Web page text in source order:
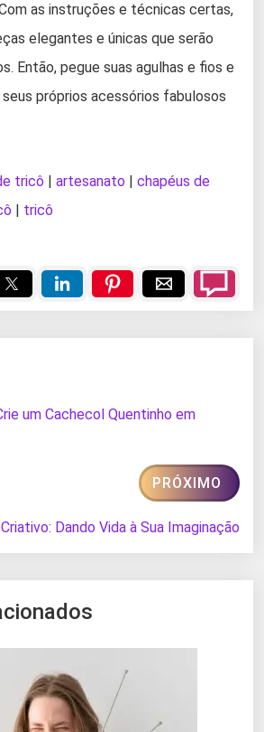
as instruções e técnicas certas,
elegantes e únicas que serão
Então, pegue suas agulhas e fios e
próprios acessórios fabulosos
tricô artesanato
chapéus de
tricô
um Cachecol Quentinho em
PRÓXIMO
Dando Vida à Sua Imaginação